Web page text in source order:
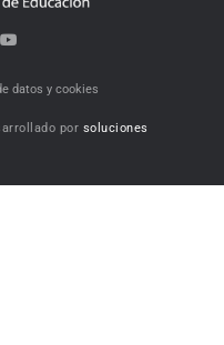
datos y cookies
por soluciones